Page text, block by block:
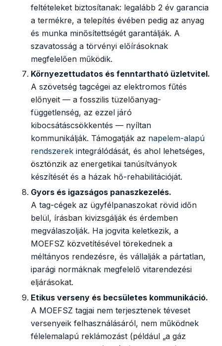
feltételeket biztosítanak: legalább 2 év garancia
a termékre, a telepítés évében pedig az anyag
és munka minősítettségét garantálják. A
szavatosság a törvényi előírásoknak
megfelelően működik.
Környezettudatos és fenntartható üzletvitel.
A szövetség tagcégei az elektromos fűtés
előnyeit — a fosszilis tüzelőanyag-
függetlenség, az ezzel járó
kibocsátáscsökkentés — nyíltan
kommunikálják. Támogatják az napelem-alapú
rendszerek integrálódását, és ahol lehetséges,
ösztönzik az energetikai tanúsítványok
készítését és a házak hő-rehabilitációját.
Gyors és igazságos panaszkezelés.
A tag-cégek az ügyfélpanaszokat rövid időn
belül, írásban kivizsgálják és érdemben
megválaszolják. Ha jogvita keletkezik, a
MOEFSZ közvetítésével törekednek a
méltányos rendezésre, és vállalják a pártatlan,
iparági normáknak megfelelő vitarendezési
eljárásokat.
Etikus verseny és becsületes kommunikáció.
A MOEFSZ tagjai nem terjesztenek téveset
versenyeik felhasználásáról, nem működnek
félelemalapú reklámozást (például „a gáz